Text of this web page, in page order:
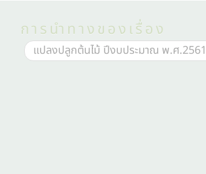
การนำทางของเรื่อง
แปลงปลูกต้นไม้ ปีงบประมาณ พ.ศ